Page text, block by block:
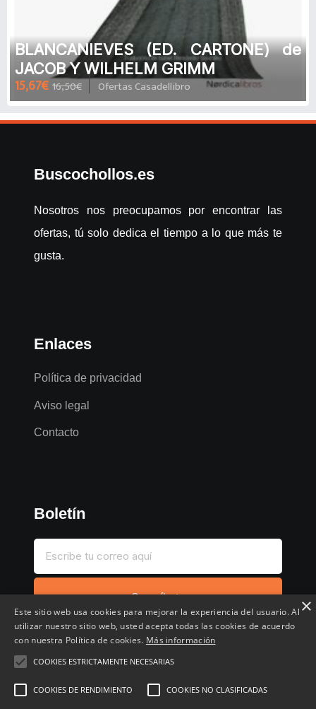
BLANCANIEVES (ED. CARTONE) de
JACOB Y WILHELM GRIMM
15,67€ 16,50€ Ofertas Casadellibro
Buscochollos.es
Nosotros nos preocupamos por encontrar las
ofertas, tú solo dedica el tiempo a lo que más te
gusta.
Enlaces
Política de privacidad
Aviso legal
Contacto
Boletín
Suscríbete
Inicio Compartir chollo Destacados
Cronológico
×
Este sitio web usa cookies para mejorar la experiencia del usuario. Al
utilizar nuestro sitio web, usted acepta todas las cookies de acuerdo
con nuestra Política de cookies. Más información
COOKIES ESTRICTAMENTE NECESARIAS
COOKIES DE RENDIMIENTO COOKIES NO CLASIFICADAS